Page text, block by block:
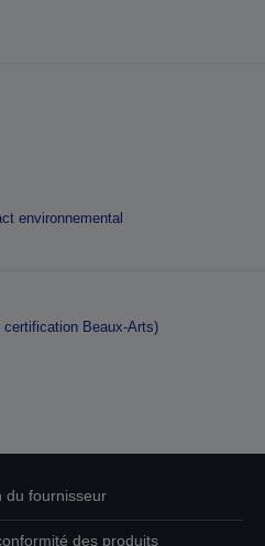
environnemental
Beaux-Arts)
du fournisseur
des produits